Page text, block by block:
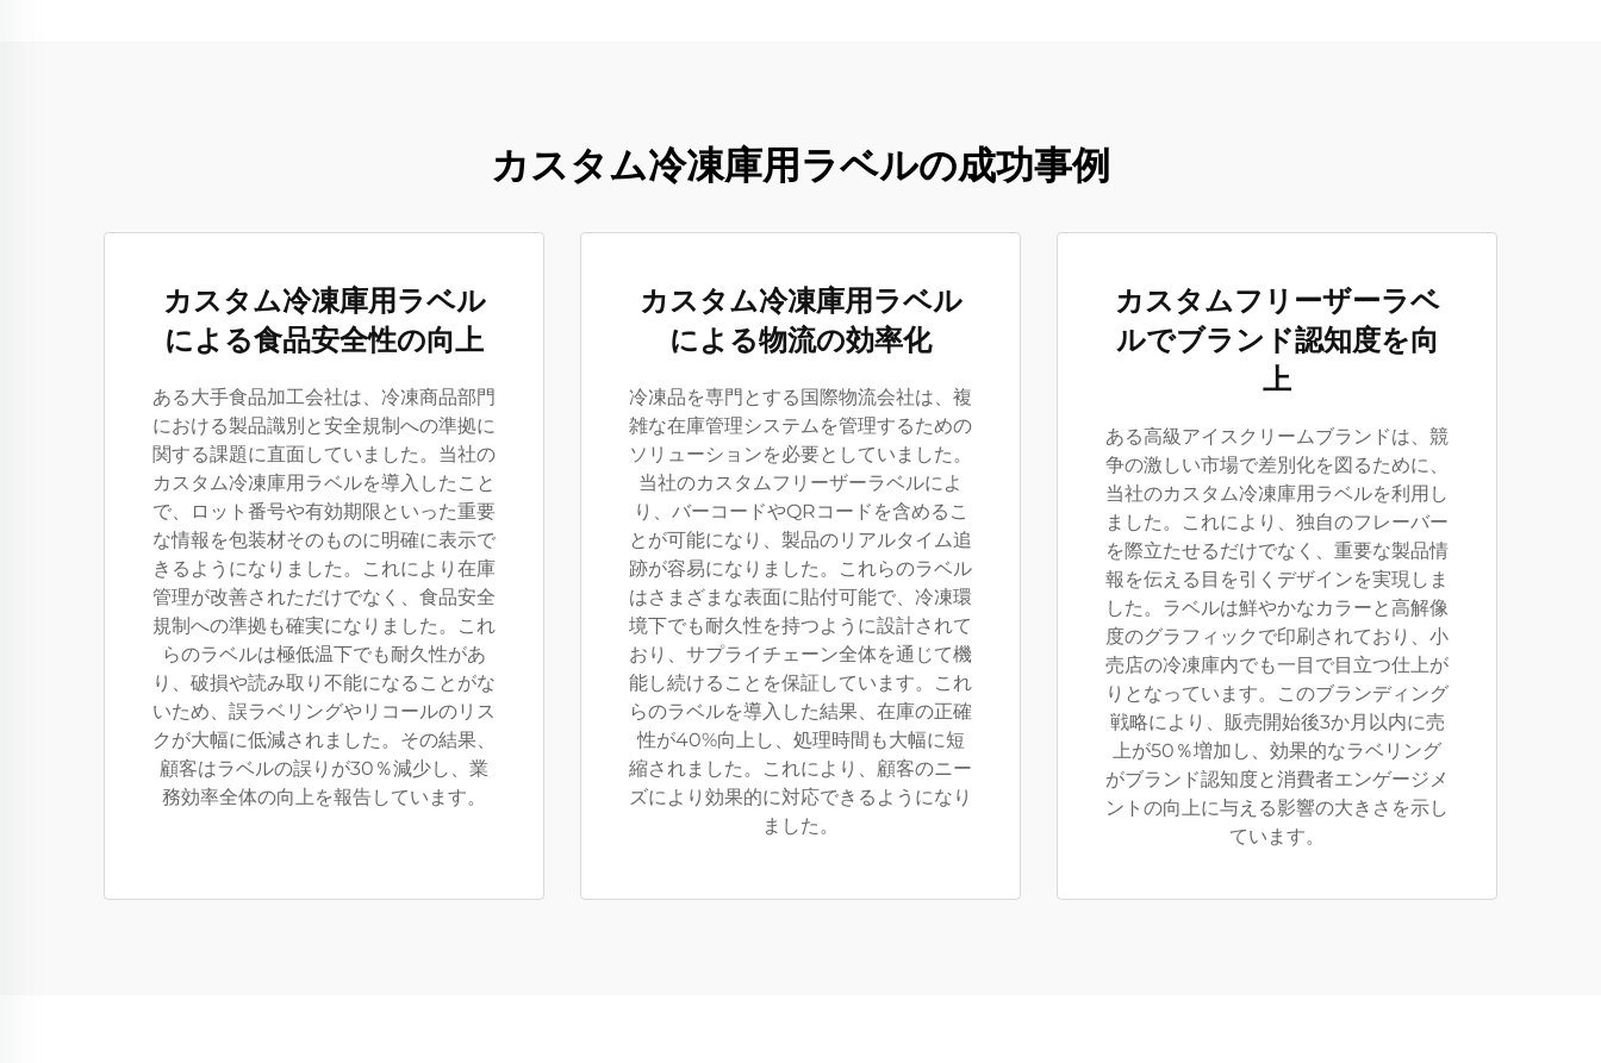
カスタム冷凍庫用ラベルの成功事例
カスタム冷凍庫用ラベル
による食品安全性の向上
ある大手食品加工会社は、冷凍商品部門
における製品識別と安全規制への準拠に
関する課題に直面していました。当社の
カスタム冷凍庫用ラベルを導入したこと
で、ロット番号や有効期限といった重要
な情報を包装材そのものに明確に表示で
きるようになりました。これにより在庫
管理が改善されただけでなく、食品安全
規制への準拠も確実になりました。これ
らのラベルは極低温下でも耐久性があ
り、破損や読み取り不能になることがな
いため、誤ラベリングやリコールのリス
クが大幅に低減されました。その結果、
顧客はラベルの誤りが30％減少し、業
務効率全体の向上を報告しています。
カスタム冷凍庫用ラベル
による物流の効率化
冷凍品を専門とする国際物流会社は、複
雑な在庫管理システムを管理するための
ソリューションを必要としていました。
当社のカスタムフリーザーラベルによ
り、バーコードやQRコードを含めるこ
とが可能になり、製品のリアルタイム追
跡が容易になりました。これらのラベル
はさまざまな表面に貼付可能で、冷凍環
境下でも耐久性を持つように設計されて
おり、サプライチェーン全体を通じて機
能し続けることを保証しています。これ
らのラベルを導入した結果、在庫の正確
性が40%向上し、処理時間も大幅に短
縮されました。これにより、顧客のニー
ズにより効果的に対応できるようになり
ました。
カスタムフリーザーラベ
ルでブランド認知度を向
上
ある高級アイスクリームブランドは、競
争の激しい市場で差別化を図るために、
当社のカスタム冷凍庫用ラベルを利用し
ました。これにより、独自のフレーバー
を際立たせるだけでなく、重要な製品情
報を伝える目を引くデザインを実現しま
した。ラベルは鮮やかなカラーと高解像
度のグラフィックで印刷されており、小
売店の冷凍庫内でも一目で目立つ仕上が
りとなっています。このブランディング
戦略により、販売開始後3か月以内に売
上が50％増加し、効果的なラベリング
がブランド認知度と消費者エンゲージメ
ントの向上に与える影響の大きさを示し
ています。